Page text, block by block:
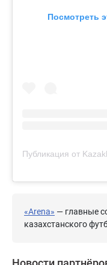
Посмотреть
«Arena» — главные
казахстанского